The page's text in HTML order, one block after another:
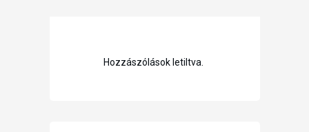
Hozzászólások letiltva.